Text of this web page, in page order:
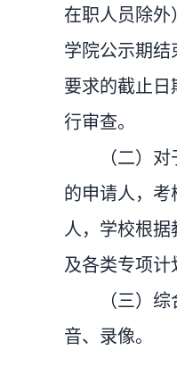
在职人员除外
学院公示期结
要求的截止日
行审查。
（二）
的申请人，考
人，学校根
及各类专项计
（三）
音、录像。